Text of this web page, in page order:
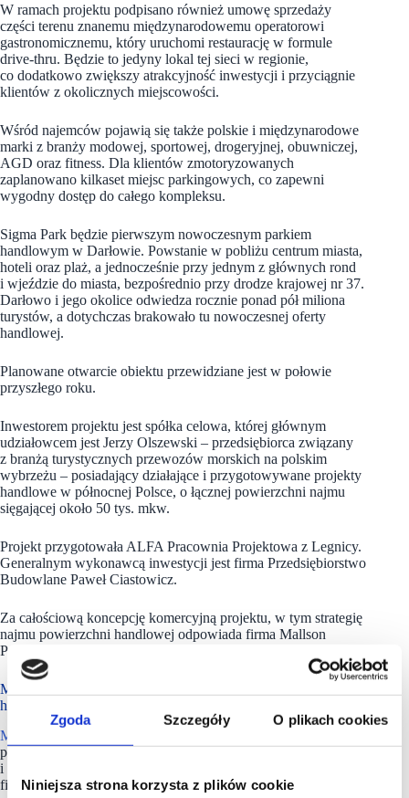
Zgoda Szczegóły O plikach cookies
Niniejsza strona korzysta z plików cookie
W ramach projektu podpisano również umowę sprzedaży
części terenu znanemu międzynarodowemu operatorowi
gastronomicznemu, który uruchomi restaurację w formule
drive-thru. Będzie to jedyny lokal tej sieci w regionie,
co dodatkowo zwiększy atrakcyjność inwestycji i przyciągnie
klientów z okolicznych miejscowości.
Wśród najemców pojawią się także polskie i międzynarodowe
marki z branży modowej, sportowej, drogeryjnej, obuwniczej,
AGD oraz fitness. Dla klientów zmotoryzowanych
zaplanowano kilkaset miejsc parkingowych, co zapewni
wygodny dostęp do całego kompleksu.
Sigma Park będzie pierwszym nowoczesnym parkiem
handlowym w Darłowie. Powstanie w pobliżu centrum miasta,
hoteli oraz plaż, a jednocześnie przy jednym z głównych rond
i wjeździe do miasta, bezpośrednio przy drodze krajowej nr 37.
Darłowo i jego okolice odwiedza rocznie ponad pół miliona
turystów, a dotychczas brakowało tu nowoczesnej oferty
handlowej.
Planowane otwarcie obiektu przewidziane jest w połowie
przyszłego roku.
Inwestorem projektu jest spółka celowa, której głównym
udziałowcem jest Jerzy Olszewski – przedsiębiorca związany
z branżą turystycznych przewozów morskich na polskim
wybrzeżu – posiadający działające i przygotowywane projekty
handlowe w północnej Polsce, o łącznej powierzchni najmu
sięgającej około 50 tys. mkw.
Projekt przygotowała ALFA Pracownia Projektowa z Legnicy.
Generalnym wykonawcą inwestycji jest firma Przedsiębiorstwo
Budowlane Paweł Ciastowicz.
Za całościową koncepcję komercyjną projektu, w tym strategię
najmu powierzchni handlowej odpowiada firma Mallson
Polska.
Mallson Polska ma w portfolio ponad 100 obiektów
handlowych
Mallson Polska
profesjonalne usługi na każdym etapie powstawania
i funkcjonowania nieruchomości komercyjnych. Działalność
firmy obejmuje kompleksowe doradztwo na rynku